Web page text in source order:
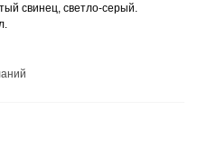
свинец, светло-серый.